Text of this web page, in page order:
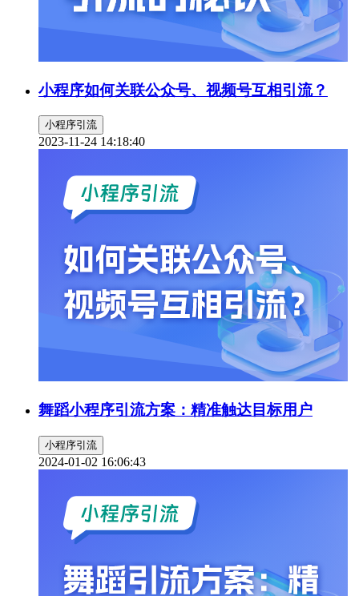
小程序如何关联公众号、视频号互相引流？
小程序引流
2023-11-24 14:18:40
舞蹈小程序引流方案：精准触达目标用户
小程序引流
2024-01-02 16:06:43